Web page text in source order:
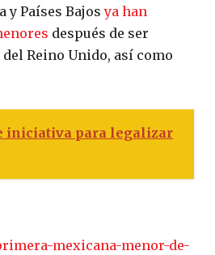
y Países Bajosya han
después de ser
Reino Unido, así como
iniciativa para legalizar
mexicana-menor-de-